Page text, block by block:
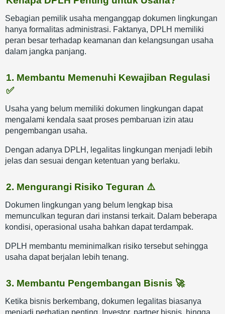
Sebagian pemilik usaha menganggap dokumen lingkungan
hanya formalitas administrasi. Faktanya, DPLH memiliki
peran besar terhadap keamanan dan kelangsungan usaha
dalam jangka panjang.
1. Membantu Memenuhi Kewajiban Regulasi
✅
Usaha yang belum memiliki dokumen lingkungan dapat
mengalami kendala saat proses pembaruan izin atau
pengembangan usaha.
Dengan adanya DPLH, legalitas lingkungan menjadi lebih
jelas dan sesuai dengan ketentuan yang berlaku.
2. Mengurangi Risiko Teguran ⚠️
Dokumen lingkungan yang belum lengkap bisa
memunculkan teguran dari instansi terkait. Dalam beberapa
kondisi, operasional usaha bahkan dapat terdampak.
DPLH membantu meminimalkan risiko tersebut sehingga
usaha dapat berjalan lebih tenang.
3. Membantu Pengembangan Bisnis 🚀
Ketika bisnis berkembang, dokumen legalitas biasanya
menjadi perhatian penting. Investor, partner bisnis, hingga